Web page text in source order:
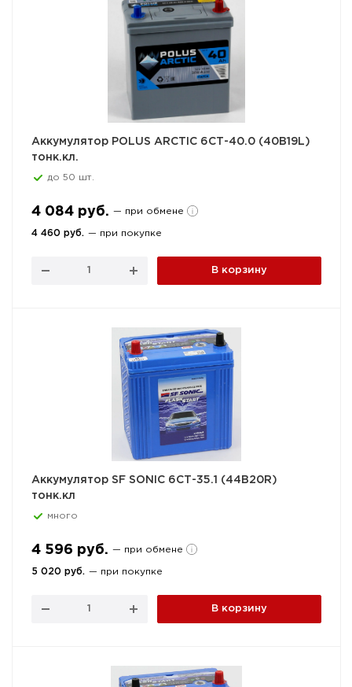
Аккумулятор POLUS ARCTIC 6СТ-40.0 (40B19L)
тонк.кл.
до 50 шт.
4 084 руб. — при обмене
4 460 руб. — при покупке
В корзину
Аккумулятор SF SONIC 6СТ-35.1 (44B20R)
тонк.кл
много
4 596 руб. — при обмене
5 020 руб. — при покупке
В корзину